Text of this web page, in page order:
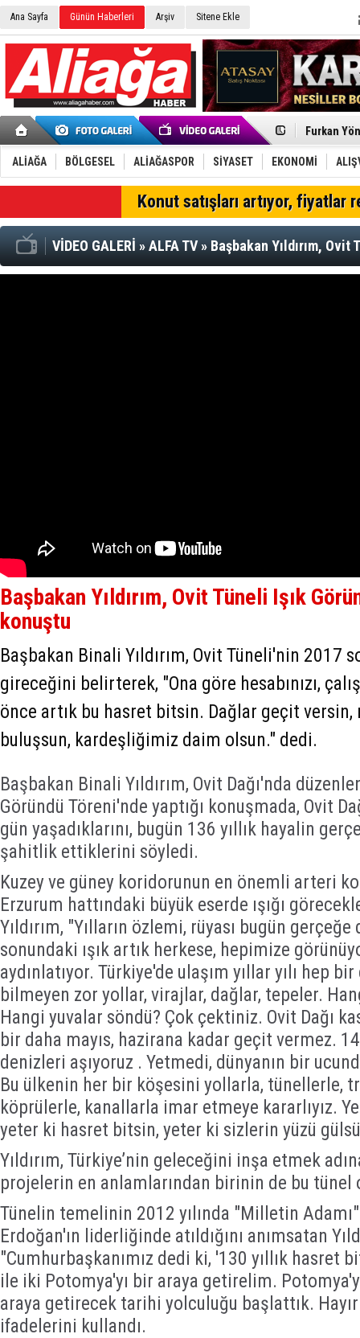
Ana Sayfa Günün Haberleri Arşiv Sitene Ekle
Aliağa'da
İzmir'in
CHP
Çağrısı
Onat
Menemen
Aliağa'da
Furkan
Chp
AK Parti
SOCAR
Trafiği
Alto,
ALİAĞA BÖLGESEL ALİAĞASPOR SİYASET EKONOMİ
Konut satışları artıyor, fiyatlar
VİDEO GALERİ »ALFA TV» Başbakan Yıldırım, Ovit
Başbakan Yıldırım, Ovit Tüneli Işık
konuştu
Başbakan Binali Yıldırım, Ovit Tüneli'nin 2017
gireceğini belirterek, "Ona göre hesabınızı,
önce artık bu hasret bitsin. Dağlar geçit
buluşsun, kardeşliğimiz daim olsun." dedi.
Başbakan Binali Yıldırım, Ovit Dağı'nda
Göründü Töreni'nde yaptığı konuşmada, Ovit
gün yaşadıklarını, bugün 136 yıllık hayalin
şahitlik ettiklerini söyledi.
Kuzey ve güney koridorunun en önemli arteri
Erzurum hattındaki büyük eserde ışığı
Yıldırım, "Yılların özlemi, rüyası bugün
sonundaki ışık artık herkese, hepimize
aydınlatıyor. Türkiye'de ulaşım yıllar yılı hep
bilmeyen zor yollar, virajlar, dağlar, tepeler.
Hangi yuvalar söndü? Çok çektiniz. Ovit Dağı
bir daha mayıs, hazirana kadar geçit vermez.
denizleri aşıyoruz . Yetmedi, dünyanın bir
Bu ülkenin her bir köşesini yollarla, tünellerle,
köprülerle, kanallarla imar etmeye kararlıyız.
yeter ki hasret bitsin, yeter ki sizlerin yüzü
Yıldırım, Türkiye’nin geleceğini inşa etmek
projelerin en anlamlarından birinin de bu
Tünelin temelinin 2012 yılında "Milletin
Erdoğan'ın liderliğinde atıldığını anımsatan
"Cumhurbaşkanımız dedi ki, '130 yıllık hasret
ile iki Potomya'yı bir araya getirelim.
araya getirecek tarihi yolculuğu başlattık.
ifadelerini kullandı.